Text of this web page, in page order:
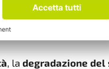
futuro più
, la degradazione del